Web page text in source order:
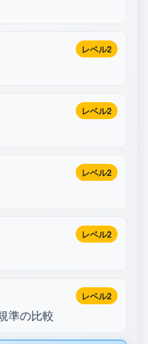
レベル2
レベル2
レベル2
レベル2
レベル2
準の比較